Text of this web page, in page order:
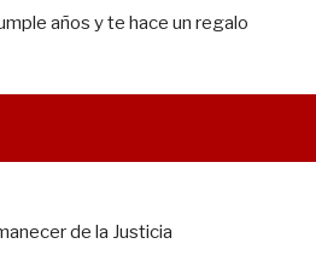
años y te hace un regalo
de la Justicia